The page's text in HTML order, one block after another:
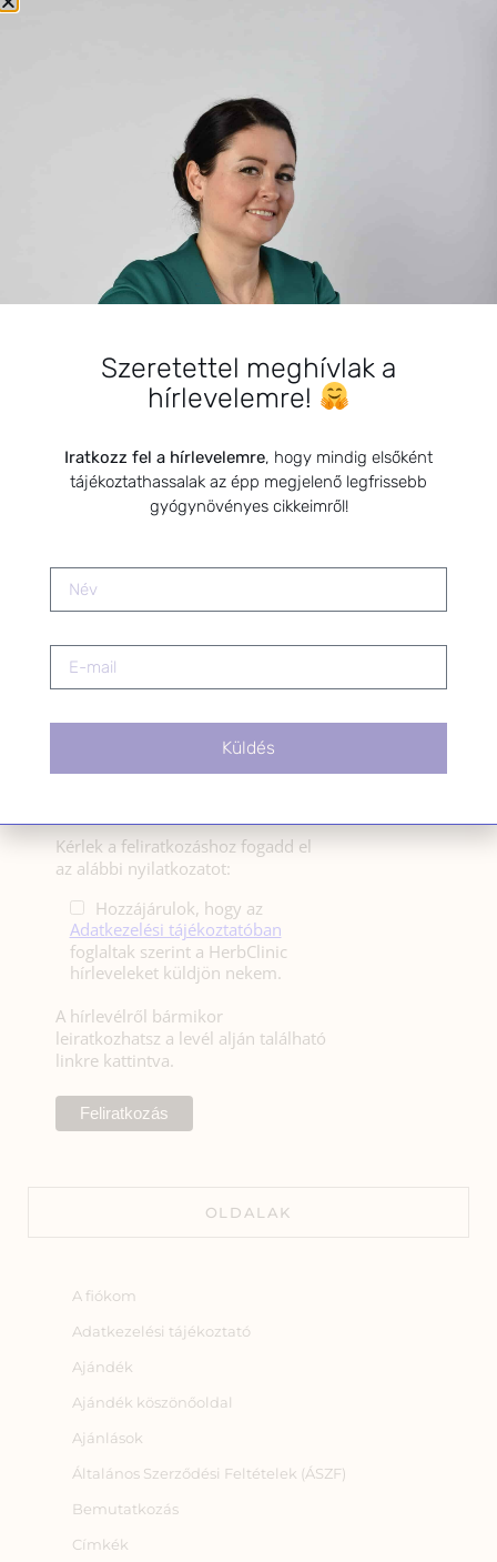
BEMUTATKOZÁS
Sziasztok! Szarvas Niki vagyok, a HerbClinic alapítója,
Küldetésem a gyógynövények hatékony
alkalmazásának oktatása, a gyermekek, a nők és a
férfiak egészségének megőrzése és helyreállítása.
HÍRLEVÉL
Kérlek a feliratkozáshoz fogadd el
az alábbi nyilatkozatot:
Hozzájárulok, hogy az
Adatkezelési tájékoztatóban
foglaltak szerint a HerbClinic
hírleveleket küldjön nekem.
A hírlevélről bármikor
leiratkozhatsz a levél alján található
linkre kattintva.
OLDALAK
A fiókom
Adatkezelési tájékoztató
Ajándék
Ajándék köszönőoldal
Ajánlások
Általános Szerződési Feltételek (ÁSZF)
Bemutatkozás
Címkék
Szeretettel meghívlak a
hírlevelemre!
Iratkozz fel a hírlevelemre, hogy mindig elsőként
tájékoztathassalak az épp megjelenő legfrissebb
gyógynövényes cikkeimről!
Küldés